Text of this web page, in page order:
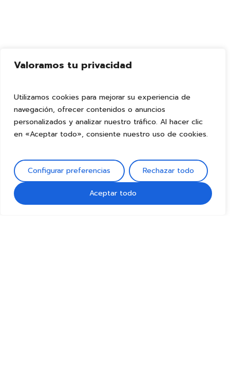
Valoramos tu privacidad
Utilizamos cookies para mejorar su experiencia de
navegación, ofrecer contenidos o anuncios
personalizados y analizar nuestro tráfico. Al hacer clic
en «Aceptar todo», consiente nuestro uso de cookies.
Configurar preferencias Rechazar todo
Aceptar todo